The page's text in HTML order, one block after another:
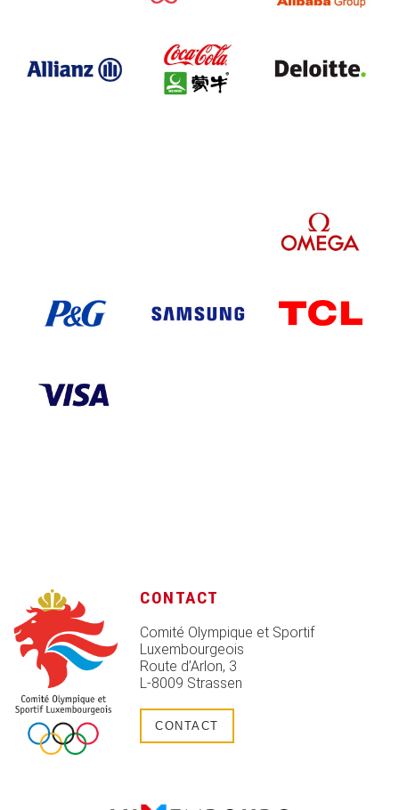
CONTACT
Comité Olympique et Sportif
Luxembourgeois
Route d’Arlon, 3
L-8009 Strassen
CONTACT